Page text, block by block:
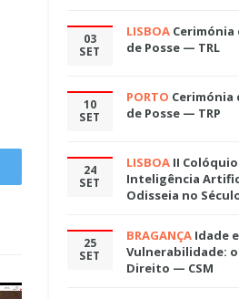
03
SET
LISBOA Cerimónia
de Posse — TRL
10
SET
PORTO Cerimónia
de Posse — TRP
24
SET
LISBOA II
Inteligência
Odisseia no
25
SET
BRAGANÇA Idade e
Vulnerabilidade:
Direito — CSM